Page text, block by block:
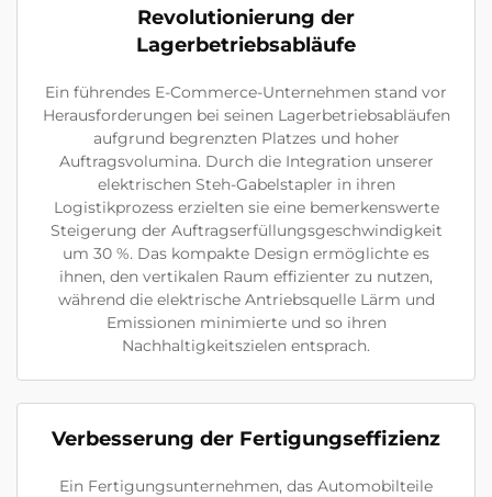
Revolutionierung der
Lagerbetriebsabläufe
Ein führendes E-Commerce-Unternehmen stand vor
Herausforderungen bei seinen Lagerbetriebsabläufen
aufgrund begrenzten Platzes und hoher
Auftragsvolumina. Durch die Integration unserer
elektrischen Steh-Gabelstapler in ihren
Logistikprozess erzielten sie eine bemerkenswerte
Steigerung der Auftragserfüllungsgeschwindigkeit
um 30 %. Das kompakte Design ermöglichte es
ihnen, den vertikalen Raum effizienter zu nutzen,
während die elektrische Antriebsquelle Lärm und
Emissionen minimierte und so ihren
Nachhaltigkeitszielen entsprach.
Verbesserung der Fertigungseffizienz
Ein Fertigungsunternehmen, das Automobilteile